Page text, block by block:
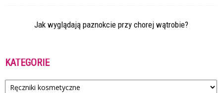
Jak wyglądają paznokcie przy chorej wątrobie?
KATEGORIE
Kategorie